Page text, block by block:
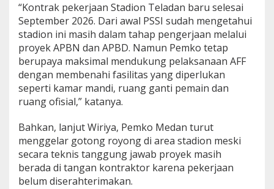
“Kontrak pekerjaan Stadion Teladan baru selesai
September 2026. Dari awal PSSI sudah mengetahui
stadion ini masih dalam tahap pengerjaan melalui
proyek APBN dan APBD. Namun Pemko tetap
berupaya maksimal mendukung pelaksanaan AFF
dengan membenahi fasilitas yang diperlukan
seperti kamar mandi, ruang ganti pemain dan
ruang ofisial,” katanya.
Bahkan, lanjut Wiriya, Pemko Medan turut
menggelar gotong royong di area stadion meski
secara teknis tanggung jawab proyek masih
berada di tangan kontraktor karena pekerjaan
belum diserahterimakan.